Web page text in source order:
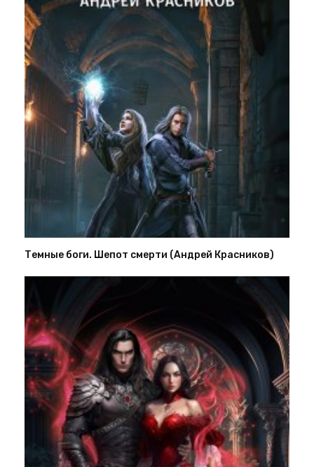
Темные боги. Шепот смерти (Андрей Красников)